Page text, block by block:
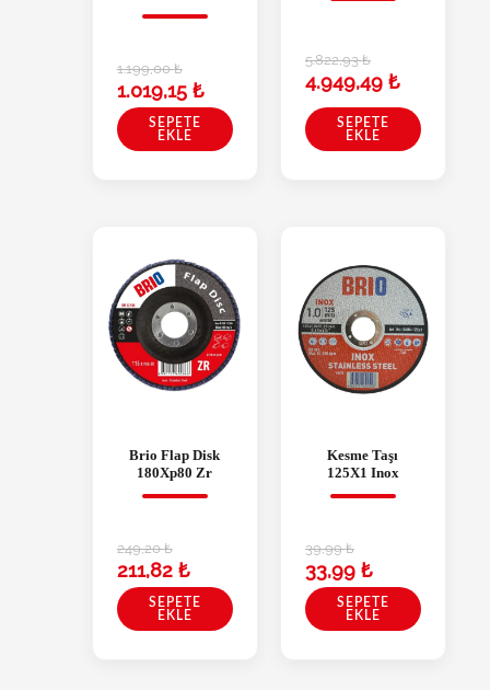
1.199,00₺
1.019,15 ₺
SEPETE
EKLE
5.822,93₺
4.949,49 ₺
SEPETE
EKLE
Brio Flap Disk
180Xp80 Zr
249,20₺
211,82 ₺
SEPETE
EKLE
Kesme Taşı
125X1 Inox
39,99₺
33,99 ₺
SEPETE
EKLE